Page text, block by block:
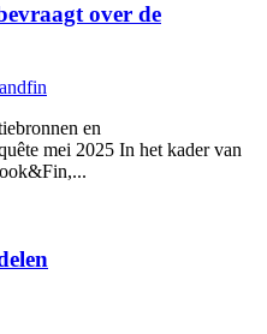
over de
en
mei 2025 In het kader van